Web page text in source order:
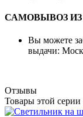
САМОВЫВОЗ
Вы можете
выдачи:
Отзывы
Товары этой серии